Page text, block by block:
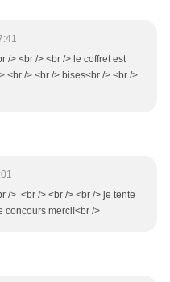
/> <br /> <br /> le coffret est
<br /> <br /> bises<br /> <br />
/> <br /> <br /> <br /> je tente
concours merci!<br />